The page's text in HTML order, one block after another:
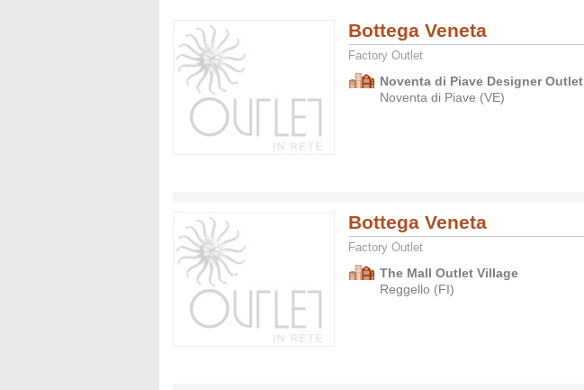
Bottega Veneta
Factory Outlet
Noventa di Piave Designer Outlet
Noventa di Piave (VE)
Bottega Veneta
Factory Outlet
The Mall Outlet Village
Reggello (FI)